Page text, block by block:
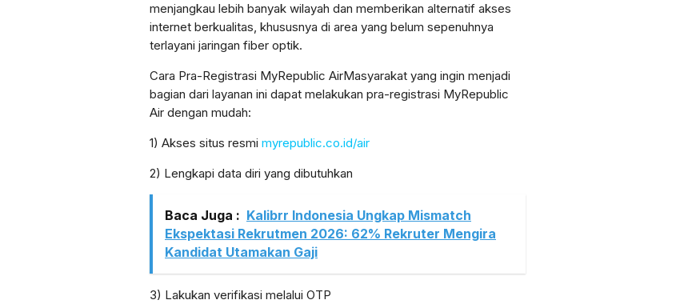
menjangkau lebih banyak wilayah dan memberikan alternatif akses
internet berkualitas, khususnya di area yang belum sepenuhnya
terlayani jaringan fiber optik.
Cara Pra-Registrasi MyRepublic AirMasyarakat yang ingin menjadi
bagian dari layanan ini dapat melakukan pra-registrasi MyRepublic
Air dengan mudah:
1) Akses situs resmi myrepublic.co.id/air
2) Lengkapi data diri yang dibutuhkan
Baca Juga : Kalibrr Indonesia Ungkap Mismatch
Ekspektasi Rekrutmen 2026: 62% Rekruter Mengira
Kandidat Utamakan Gaji
3) Lakukan verifikasi melalui OTP